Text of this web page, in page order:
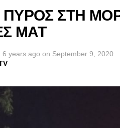
ΣΤΗ
ΜΑΤ
6 years ago on September 9, 2020